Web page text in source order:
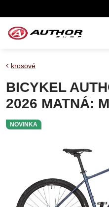
NOVINKA
krosové
BICYKEL
2026 MATNÁ: